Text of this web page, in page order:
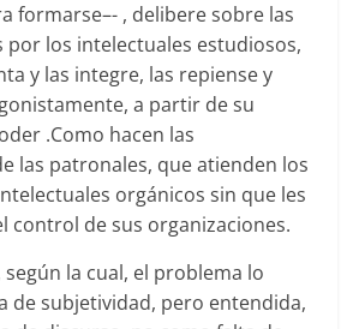
formarse–- , delibere sobre las
por los intelectuales estudiosos,
y las integre, las repiense y
a partir de su
.Como hacen las
las patronales, que atienden los
orgánicos sin que les
control de sus organizaciones.
la cual, el problema lo
de subjetividad, pero entendida,